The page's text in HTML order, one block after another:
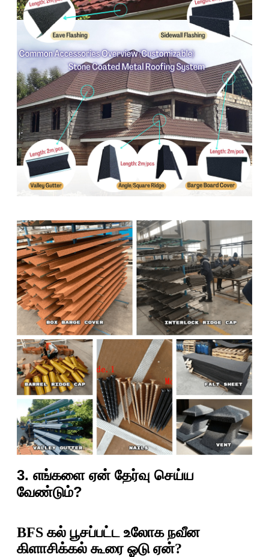
3. எங்களை ஏன் தேர்வு செய்ய
வேண்டும்?
BFS கல் பூசப்பட்ட உலோக நவீன
கிளாசிக்கல் கூரை ஓடு ஏன்?